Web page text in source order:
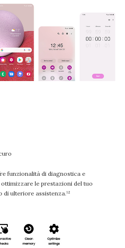
funzionalità di diagnostica e
le prestazioni del tuo
ulteriore assistenza.¹²